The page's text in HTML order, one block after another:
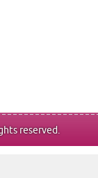
reserved.